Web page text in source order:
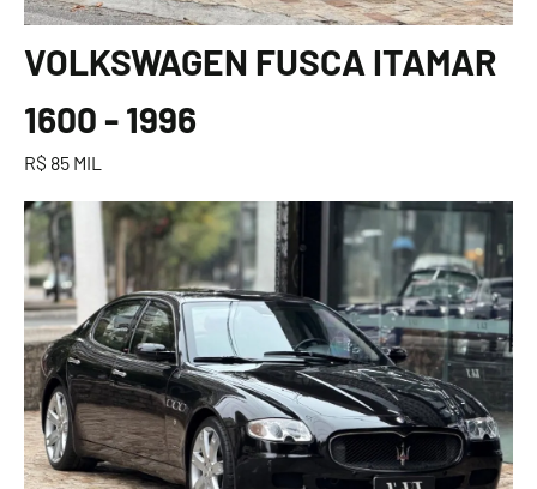
VOLKSWAGEN FUSCA ITAMAR
1600 - 1996
R$ 85 MIL